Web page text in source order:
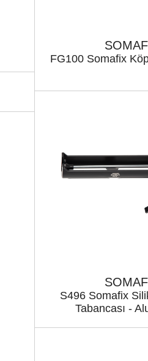
FG100 Somafix
S496 Somafix
Tabancası -